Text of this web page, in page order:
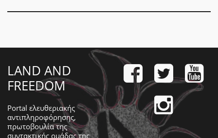
LAND AND
FREEDOM
Portal ελευθεριακής
αντιπληροφόρησης,
πρωτοβουλία της
συντακτικής ομάδας της